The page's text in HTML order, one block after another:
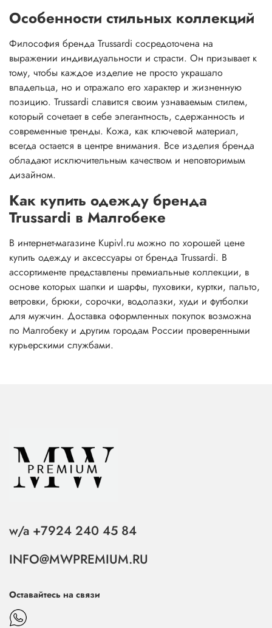
Особенности стильных коллекций
Философия бренда Trussardi сосредоточена на
выражении индивидуальности и страсти. Он призывает к
тому, чтобы каждое изделие не просто украшало
владельца, но и отражало его характер и жизненную
позицию. Trussardi славится своим узнаваемым стилем,
который сочетает в себе элегантность, сдержанность и
современные тренды. Кожа, как ключевой материал,
всегда остается в центре внимания. Все изделия бренда
обладают исключительным качеством и неповторимым
дизайном.
Как купить одежду бренда
Trussardi в Малгобеке
В интернет-магазине Kupivl.ru можно по хорошей цене
купить одежду и аксессуары от бренда Trussardi. В
ассортименте представлены премиальные коллекции, в
основе которых шапки и шарфы, пуховики, куртки, пальто,
ветровки, брюки, сорочки, водолазки, худи и футболки
для мужчин. Доставка оформленных покупок возможна
по Малгобеку и другим городам России проверенными
курьерскими службами.
w/a +7924 240 45 84
INFO@MWPREMIUM.RU
Оставайтесь на связи